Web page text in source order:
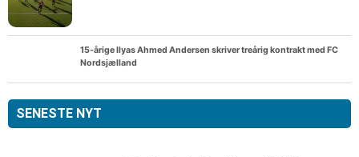
15-årige Ilyas Ahmed Andersen skriver treårig kontrakt med FC
Nordsjælland
SENESTE NYT